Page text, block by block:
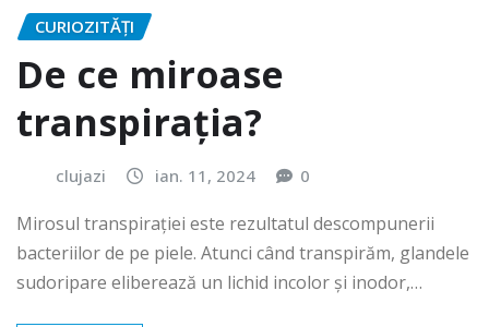
CURIOZITĂȚI
De ce miroase
transpirația?
clujazi ian. 11, 2024 0
Mirosul transpirației este rezultatul descompunerii
bacteriilor de pe piele. Atunci când transpirăm, glandele
sudoripare eliberează un lichid incolor și inodor,…